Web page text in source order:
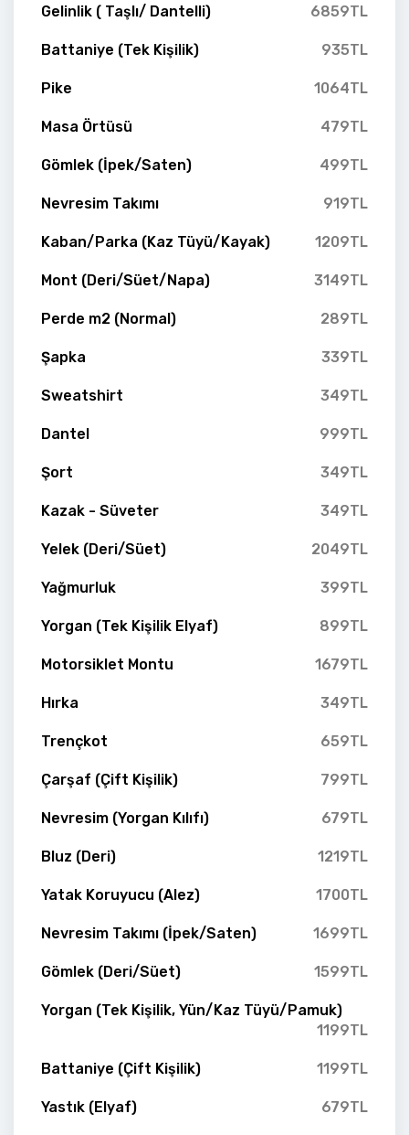
Gelinlik ( Taşlı/ Dantelli) 6859TL
Battaniye (Tek Kişilik) 935TL
Pike 1064TL
Masa Örtüsü 479TL
Gömlek (İpek/Saten) 499TL
Nevresim Takımı 919TL
Kaban/Parka (Kaz Tüyü/Kayak) 1209TL
Mont (Deri/Süet/Napa) 3149TL
Perde m2 (Normal) 289TL
Şapka 339TL
Sweatshirt 349TL
Dantel 999TL
Şort 349TL
Kazak - Süveter 349TL
Yelek (Deri/Süet) 2049TL
Yağmurluk 399TL
Yorgan (Tek Kişilik Elyaf) 899TL
Motorsiklet Montu 1679TL
Hırka 349TL
Trençkot 659TL
Çarşaf (Çift Kişilik) 799TL
Nevresim (Yorgan Kılıfı) 679TL
Bluz (Deri) 1219TL
Yatak Koruyucu (Alez) 1700TL
Nevresim Takımı (İpek/Saten) 1699TL
Gömlek (Deri/Süet) 1599TL
Yorgan (Tek Kişilik, Yün/Kaz Tüyü/Pamuk)
1199TL
Battaniye (Çift Kişilik) 1199TL
Yastık (Elyaf) 679TL